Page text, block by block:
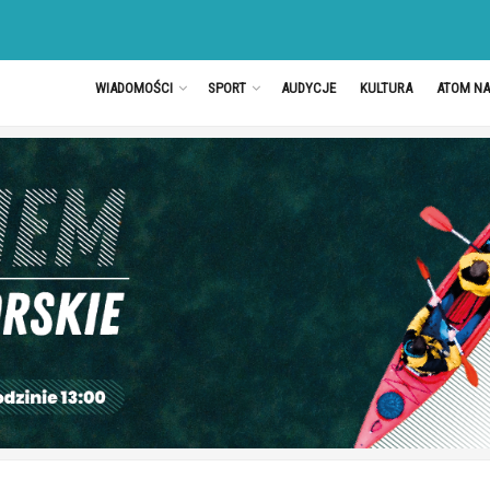
WIADOMOŚCI SPORT AUDYCJE KULTURA ATOM